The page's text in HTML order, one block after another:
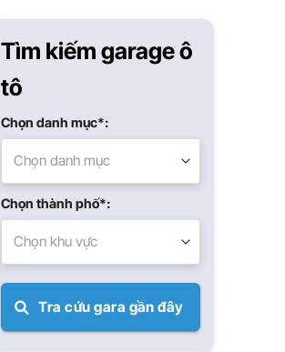
Tìm kiếm garage ô
tô
Chọn danh mục*:
Chọn danh mục
Chọn thành phố*:
Chọn khu vực
Tra cứu gara gần đây